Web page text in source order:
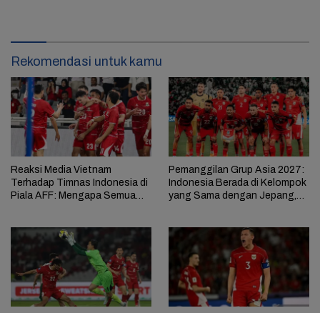
Rekomendasi untuk kamu
Reaksi Media Vietnam
Terhadap Timnas Indonesia di
Piala AFF: Mengapa Semua
Pemanggilan Grup Asia 2027:
Indonesia Berada di Kelompok
yang Sama dengan Jepang,